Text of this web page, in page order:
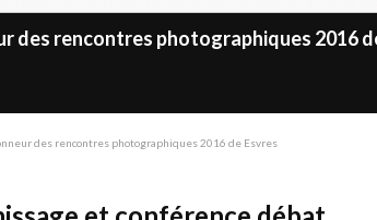
des rencontres photographiques 2016